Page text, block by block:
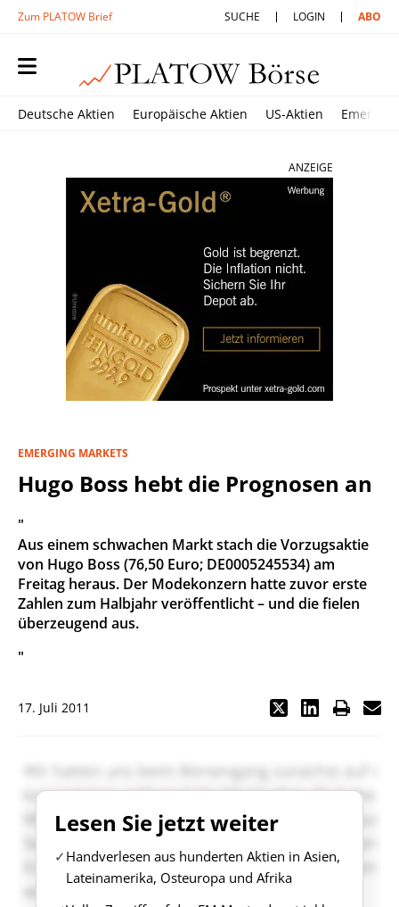
Zum PLATOW Brief SUCHE LOGIN ABO
Deutsche Aktien Europäische Aktien US-Aktien
ANZEIGE
EMERGING MARKETS
Hugo Boss hebt die Prognosen an
"
Aus einem schwachen Markt stach die Vorzugsaktie
von Hugo Boss (76,50 Euro; DE0005245534) am
Freitag heraus. Der Modekonzern hatte zuvor erste
Zahlen zum Halbjahr veröffentlicht – und die fielen
überzeugend aus.
"
17. Juli 2011
Lesen Sie jetzt weiter
Handverlesen aus hunderten Aktien in Asien,
Lateinamerika, Osteuropa und Afrika